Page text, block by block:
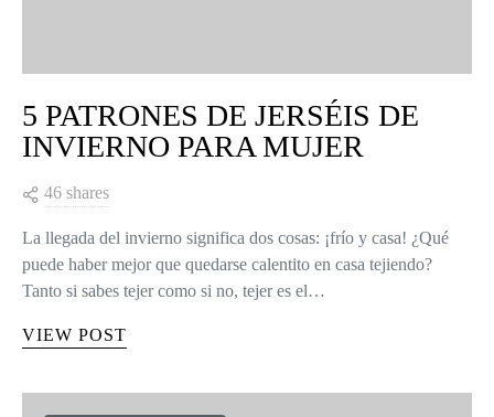
5 PATRONES DE JERSÉIS DE
INVIERNO PARA MUJER
46 shares
La llegada del invierno significa dos cosas: ¡frío y casa! ¿Qué
puede haber mejor que quedarse calentito en casa tejiendo?
Tanto si sabes tejer como si no, tejer es el…
VIEW POST